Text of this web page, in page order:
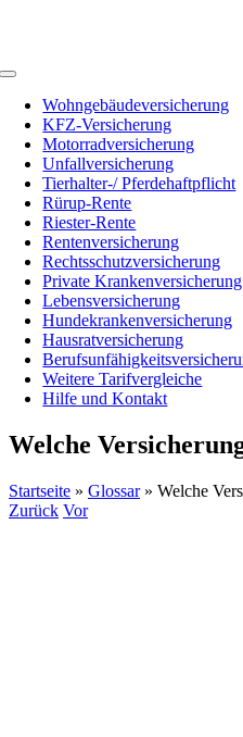
Toggle
NavigationWohngebäudeversicherung
KFZ-Versicherung
Motorradversicherung
Unfallversicherung
Tierhalter-/ Pferdehaftpflicht
Rürup-Rente
Riester-Rente
Rentenversicherung
Rechtsschutzversicherung
Private Krankenversicherung
Lebensversicherung
Hundekrankenversicherung
Hausratversicherung
Weitere Tarifvergleiche
Hilfe und Kontakt
Welche
Startseite » Glossar» Welche
Zurück Vor